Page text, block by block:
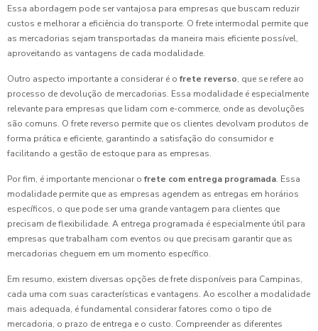
Essa abordagem pode ser vantajosa para empresas que buscam reduzir
custos e melhorar a eficiência do transporte. O frete intermodal permite que
as mercadorias sejam transportadas da maneira mais eficiente possível,
aproveitando as vantagens de cada modalidade.
Outro aspecto importante a considerar é o frete reverso, que se refere ao
processo de devolução de mercadorias. Essa modalidade é especialmente
relevante para empresas que lidam com e-commerce, onde as devoluções
são comuns. O frete reverso permite que os clientes devolvam produtos de
forma prática e eficiente, garantindo a satisfação do consumidor e
facilitando a gestão de estoque para as empresas.
Por fim, é importante mencionar o frete com entrega programada. Essa
modalidade permite que as empresas agendem as entregas em horários
específicos, o que pode ser uma grande vantagem para clientes que
precisam de flexibilidade. A entrega programada é especialmente útil para
empresas que trabalham com eventos ou que precisam garantir que as
mercadorias cheguem em um momento específico.
Em resumo, existem diversas opções de frete disponíveis para Campinas,
cada uma com suas características e vantagens. Ao escolher a modalidade
mais adequada, é fundamental considerar fatores como o tipo de
mercadoria, o prazo de entrega e o custo. Compreender as diferentes